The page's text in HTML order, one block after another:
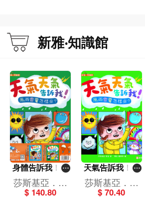
新雅‧知識館
身體告訴我！天
氣告訴我！套裝
（一套2冊）[新
莎斯基亞．格
温
$ 140.80
天氣告訴我！風
雨雷電怎樣來？
[新雅．知識館]
莎斯基亞．格
温
$ 70.40